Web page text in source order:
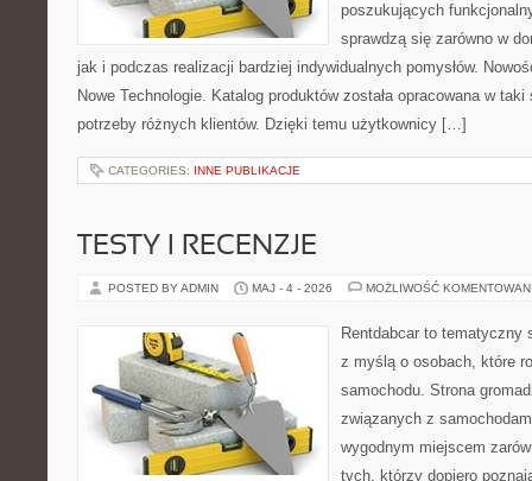
poszukujących
sprawdzą się zarówno w
jak i podczas realizacji bardziej indywidualnych pomysłów.
Nowe Technologie. Katalog produktów została opracowana w
potrzeby różnych klientów. Dzięki temu użytkownicy […]
CATEGORIES: INNE PUBLIKACJE
TESTY I RECENZJE
POSTED BY ADMIN MAJ - 4 - 2026 MOŻLIWOŚĆ
Rentdabcar to tematyczny
z myślą o osobach, które
samochodu. Strona
związanych z
wygodnym miejscem
tych, którzy dopiero